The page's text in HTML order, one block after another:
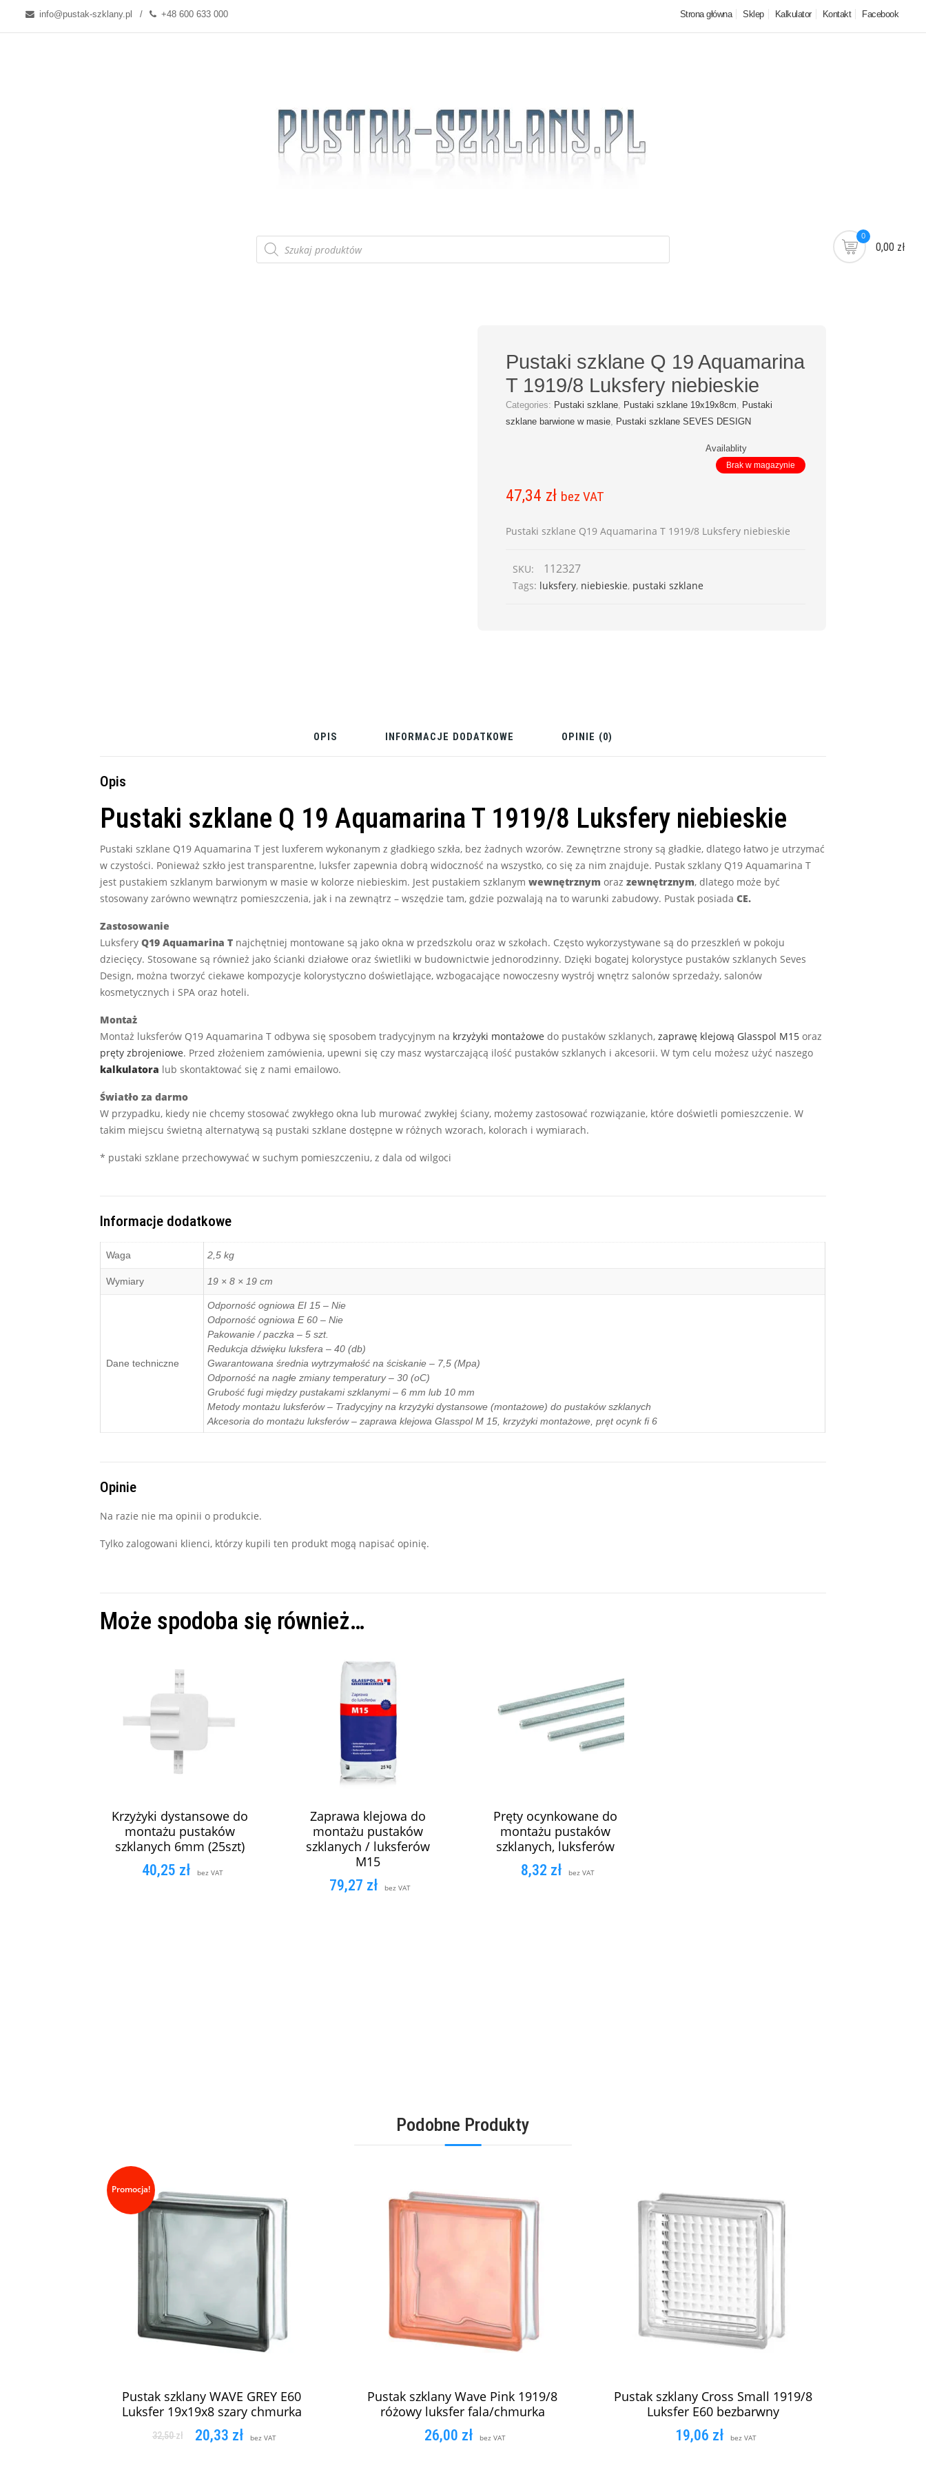
info@pustak-szklany.pl +48 600 633 000 Strona główna Sklep Kalkulator Kontakt Facebook
0
0,00 zł
Pustaki szklane Q 19 Aquamarina
T 1919/8 Luksfery niebieskie
Categories: Pustaki szklane, Pustaki szklane 19x19x8cm, Pustaki
szklane barwione w masie, Pustaki szklane SEVES DESIGN
Availablity
Brak w magazynie
47,34 zł bez VAT
Pustaki szklane Q19 Aquamarina T 1919/8 Luksfery niebieskie
SKU: 112327
Tags: luksfery, niebieskie, pustaki szklane
OPIS INFORMACJE DODATKOWE OPINIE (0)
Opis
Pustaki szklane Q 19 Aquamarina T 1919/8 Luksfery niebieskie
Pustaki szklane Q19 Aquamarina T jest luxferem wykonanym z gładkiego szkła, bez żadnych wzorów. Zewnętrzne strony są gładkie, dlatego łatwo je utrzymać
w czystości. Ponieważ szkło jest transparentne, luksfer zapewnia dobrą widoczność na wszystko, co się za nim znajduje. Pustak szklany Q19 Aquamarina T
jest pustakiem szklanym barwionym w masie w kolorze niebieskim. Jest pustakiem szklanymwewnętrznym orazzewnętrznym, dlatego może być
stosowany zarówno wewnątrz pomieszczenia, jak i na zewnątrz – wszędzie tam, gdzie pozwalają na to warunki zabudowy. Pustak posiadaCE.
Zastosowanie
LuksferyQ19 Aquamarina T najchętniej montowane są jako okna w przedszkolu oraz w szkołach. Często wykorzystywane są do przeszkleń w pokoju
dziecięcy. Stosowane są również jako ścianki działowe oraz świetliki w budownictwie jednorodzinny. Dzięki bogatej kolorystyce pustaków szklanych Seves
Design, można tworzyć ciekawe kompozycje kolorystyczno doświetlające, wzbogacające nowoczesny wystrój wnętrz salonów sprzedaży, salonów
kosmetycznych i SPA oraz hoteli.
Montaż
Montaż luksferów Q19 Aquamarina T odbywa się sposobem tradycyjnym na krzyżyki montażowe do pustaków szklanych, zaprawę klejową Glasspol M15 oraz
pręty zbrojeniowe. Przed złożeniem zamówienia, upewni się czy masz wystarczającą ilość pustaków szklanych i akcesorii. W tym celu możesz użyć naszego
kalkulatora lub skontaktować się z nami emailowo.
Światło za darmo
W przypadku, kiedy nie chcemy stosować zwykłego okna lub murować zwykłej ściany, możemy zastosować rozwiązanie, które doświetli pomieszczenie. W
takim miejscu świetną alternatywą są pustaki szklane dostępne w różnych wzorach, kolorach i wymiarach.
* pustaki szklane przechowywać w suchym pomieszczeniu, z dala od wilgoci
Informacje dodatkowe
Waga 2,5 kg
Wymiary 19 × 8 × 19 cm
Dane techniczne
Odporność ogniowa EI 15 – Nie
Odporność ogniowa E 60 – Nie
Pakowanie / paczka – 5 szt.
Redukcja dźwięku luksfera – 40 (db)
Gwarantowana średnia wytrzymałość na ściskanie – 7,5 (Mpa)
Odporność na nagłe zmiany temperatury – 30 (oC)
Grubość fugi między pustakami szklanymi – 6 mm lub 10 mm
Metody montażu luksferów – Tradycyjny na krzyżyki dystansowe (montażowe) do pustaków szklanych
Akcesoria do montażu luksferów – zaprawa klejowa Glasspol M 15, krzyżyki montażowe, pręt ocynk fi 6
Opinie
Na razie nie ma opinii o produkcie.
Tylko zalogowani klienci, którzy kupili ten produkt mogą napisać opinię.
Może spodoba się również…
Krzyżyki dystansowe do
montażu pustaków
szklanych 6mm (25szt)
40,25 zł bez VAT
Zaprawa klejowa do
montażu pustaków
szklanych / luksferów
M15
79,27 zł bez VAT
Pręty ocynkowane do
montażu pustaków
szklanych, luksferów
8,32 zł bez VAT
Podobne Produkty
Promocja!
Pustak szklany WAVE GREY E60
Luksfer 19x19x8 szary chmurka
32,50zł 20,33 zł bez VAT
Pustak szklany Wave Pink 1919/8
różowy luksfer fala/chmurka
26,00 zł bez VAT
Pustak szklany Cross Small 1919/8
Luksfer E60 bezbarwny
19,06 zł bez VAT